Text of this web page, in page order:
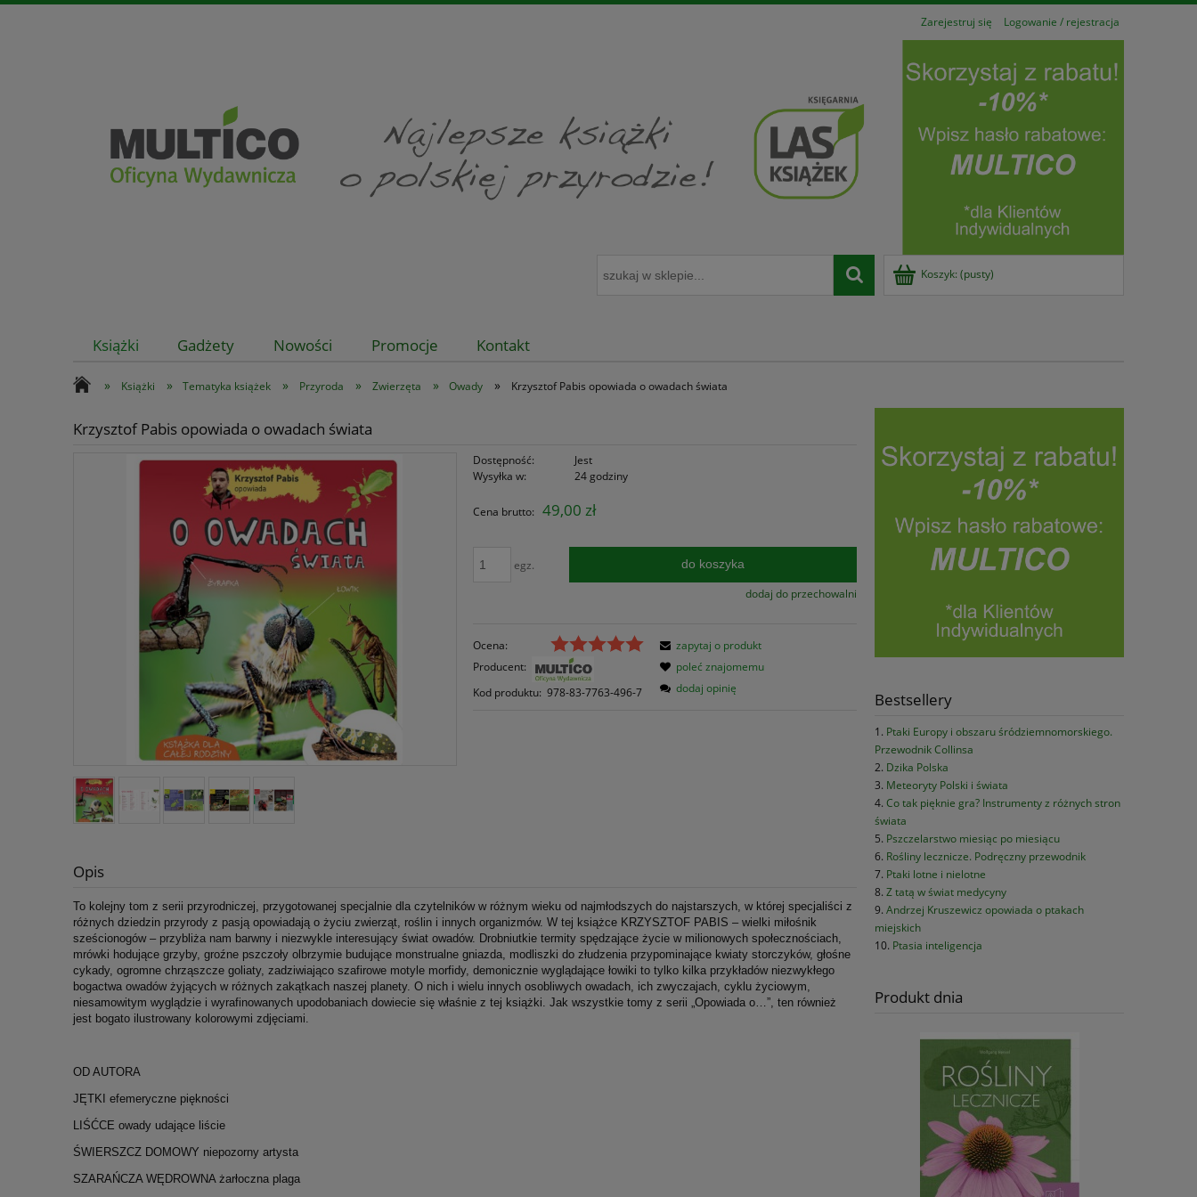
Zarejestruj się Logowanie / rejestracja
Koszyk: (pusty)
Książki Gadżety Nowości Promocje Kontakt
» Książki » Tematyka książek » Przyroda » Zwierzęta » Owady » Krzysztof Pabis opowiada o owadach świata
Krzysztof Pabis opowiada o owadach świata
Dostępność:
Jest
Wysyłka w:
24 godziny
Cena brutto: 49,00 zł
egz. do koszyka
dodaj do przechowalni
Ocena:
Producent:
Kod produktu: 978-83-7763-496-7
zapytaj o produkt
poleć znajomemu
dodaj opinię
Opis
To kolejny tom z serii przyrodniczej, przygotowanej specjalnie dla czytelników w różnym wieku od najmłodszych do najstarszych, w której specjaliści z
różnych dziedzin przyrody z pasją opowiadają o życiu zwierząt, roślin i innych organizmów. W tej książce KRZYSZTOF PABIS – wielki miłośnik
sześcionogów – przybliża nam barwny i niezwykle interesujący świat owadów. Drobniutkie termity spędzające życie w milionowych społecznościach,
mrówki hodujące grzyby, groźne pszczoły olbrzymie budujące monstrualne gniazda, modliszki do złudzenia przypominające kwiaty storczyków, głośne
cykady, ogromne chrząszcze goliaty, zadziwiająco szafirowe motyle morfidy, demonicznie wyglądające łowiki to tylko kilka przykładów niezwykłego
bogactwa owadów żyjących w różnych zakątkach naszej planety. O nich i wielu innych osobliwych owadach, ich zwyczajach, cyklu życiowym,
niesamowitym wyglądzie i wyrafinowanych upodobaniach dowiecie się właśnie z tej książki. Jak wszystkie tomy z serii „Opowiada o…”, ten również
jest bogato ilustrowany kolorowymi zdjęciami.
OD AUTORA
JĘTKI efemeryczne piękności
LIŚĆCE owady udające liście
ŚWIERSZCZ DOMOWY niepozorny artysta
SZARAŃCZA WĘDROWNA żarłoczna plaga
Bestsellery
Ptaki Europy i obszaru śródziemnomorskiego.
Przewodnik Collinsa
Dzika Polska
Meteoryty Polski i świata
Co tak pięknie gra? Instrumenty z różnych stron
świata
Pszczelarstwo miesiąc po miesiącu
Rośliny lecznicze. Podręczny przewodnik
Ptaki lotne i nielotne
Z tatą w świat medycyny
Andrzej Kruszewicz opowiada o ptakach
miejskich
Ptasia inteligencja
Produkt dnia